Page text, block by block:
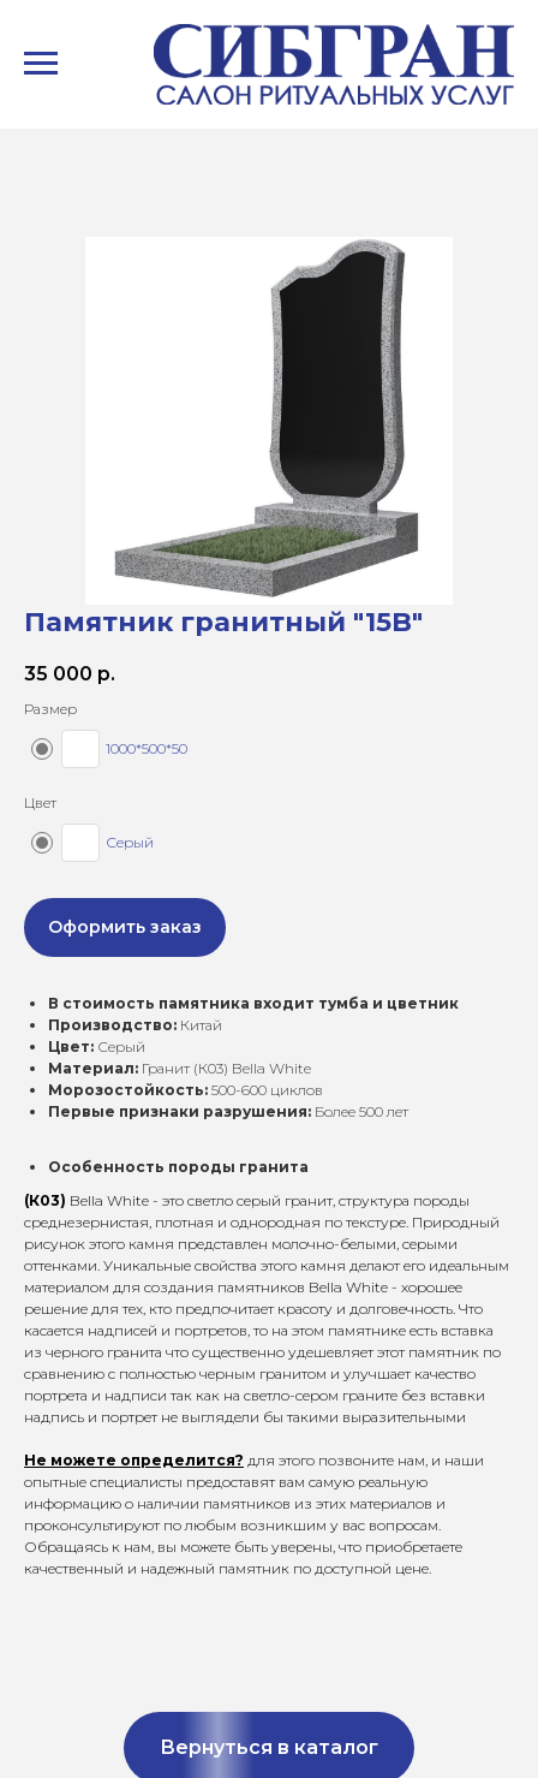
Памятник гранитный "15B"
35 000 р.
Размер
1000*500*50
Цвет
Серый
Оформить заказ
В стоимость памятника входит тумба и цветник
Производство: Китай
Цвет: Серый
Материал: Гранит (К03) Bella White
Морозостойкость: 500-600 циклов
Первые признаки разрушения: Более 500 лет
Особенность породы гранита
(К03) Bella White - это светло серый гранит, структура породы
среднезернистая, плотная и однородная по текстуре. Природный
рисунок этого камня представлен молочно-белыми, серыми
оттенками. Уникальные свойства этого камня делают его идеальным
материалом для создания памятников Bella White - хорошее
решение для тех, кто предпочитает красоту и долговечность. Что
касается надписей и портретов, то на этом памятнике есть вставка
из черного гранита что существенно удешевляет этот памятник по
сравнению с полностью черным гранитом и улучшает качество
портрета и надписи так как на светло-сером граните без вставки
надпись и портрет не выглядели бы такими выразительными
Не можете определится? для этого позвоните нам, и наши
опытные специалисты предоставят вам самую реальную
информацию о наличии памятников из этих материалов и
проконсультируют по любым возникшим у вас вопросам.
Обращаясь к нам, вы можете быть уверены, что приобретаете
качественный и надежный памятник по доступной цене.
Вернуться в каталог